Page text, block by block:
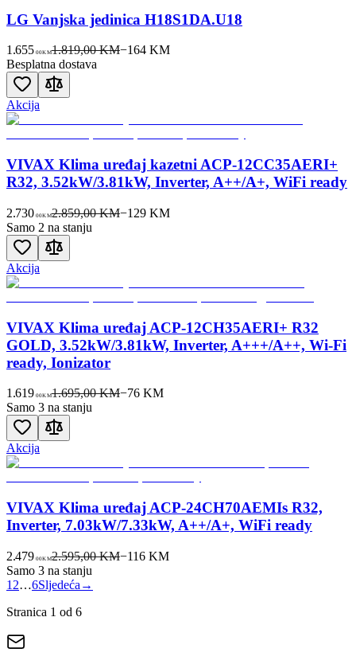
LG Vanjska jedinica H18S1DA.U18
1.655 00KM1.819,00 KM−164KM
Besplatna dostava
Akcija
VIVAX Klima uređaj kazetni ACP-12CC35AERI+
R32, 3.52kW/3.81kW, Inverter, A++/A+, WiFi ready
2.730 00KM2.859,00 KM−129KM
Samo 2 na stanju
Akcija
VIVAX Klima uređaj ACP-12CH35AERI+ R32
GOLD, 3.52kW/3.81kW, Inverter, A+++/A++, Wi-Fi
ready, Ionizator
1.619 00KM1.695,00 KM−76KM
Samo 3 na stanju
Akcija
VIVAX Klima uređaj ACP-24CH70AEMIs R32,
Inverter, 7.03kW/7.33kW, A++/A+, WiFi ready
2.479 00KM2.595,00 KM−116KM
Samo 3 na stanju
1 2…6Sljedeća →
Stranica 1 od 6